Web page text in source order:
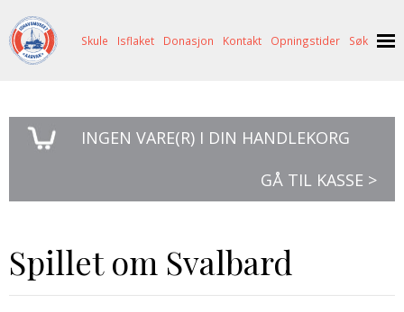
OM OSS
BILDE FRÅ MUSEET
ISHAVSSKUTA AARVAK
ARRANGEMENT
FORTELLINGAR
NORDØST-GRØNLAND
NETTBUTIKK
ARRANGEMENT
Skule Isflaket Donasjon Kontakt Opningstider Søk
INGEN VARE(R) I DIN HANDLEKORG
GÅ TIL KASSE >
Spillet om Svalbard